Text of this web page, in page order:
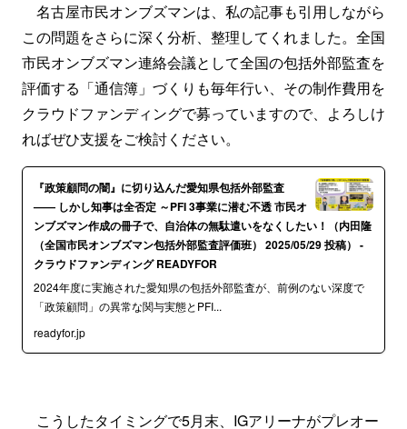
名古屋市民オンブズマンは、私の記事も引用しながら
この問題をさらに深く分析、整理してくれました。全国
市民オンブズマン連絡会議として全国の包括外部監査を
評価する「通信簿」づくりも毎年行い、その制作費用を
クラウドファンディングで募っていますので、よろしけ
ればぜひ支援をご検討ください。
『政策顧問の闇』に切り込んだ愛知県包括外部監査
—— しかし知事は全否定 ～PFI 3事業に潜む不透 市民オ
ンブズマン作成の冊子で、自治体の無駄遣いをなくしたい！（内田隆
（全国市民オンブズマン包括外部監査評価班） 2025/05/29 投稿） -
クラウドファンディング READYFOR
2024年度に実施された愛知県の包括外部監査が、前例のない深度で
「政策顧問」の異常な関与実態とPFI...
readyfor.jp
こうしたタイミングで5月末、IGアリーナがプレオー